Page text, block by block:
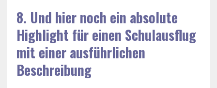
8. Und hier noch ein absolute
Highlight für einen Schulausflug
mit einer ausführlichen
Beschreibung